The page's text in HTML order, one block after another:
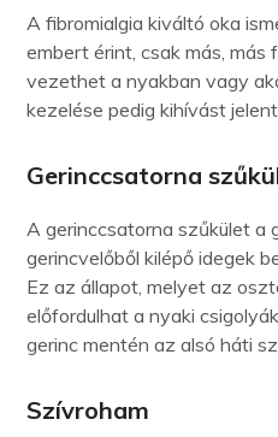
A fibromialgia kiváltó oka
embert érint, csak más, más
vezethet a nyakban vagy
kezelése pedig kihívást
Gerinccsatorna
A gerinccsatorna szűkület a
gerincvelőből kilépő idegek
Ez az állapot, melyet az
előfordulhat a nyaki
gerinc mentén az alsó háti
Szívroham